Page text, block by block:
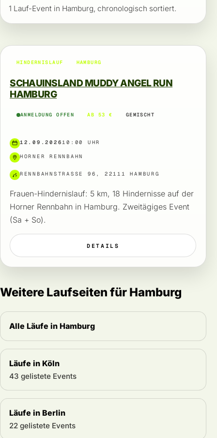
1 Lauf-Event in Hamburg, chronologisch sortiert.
HINDERNISLAUF HAMBURG
SCHAUINSLAND MUDDY ANGEL RUN
HAMBURG
ANMELDUNG OFFEN AB 53 € GEMISCHT
12.09.2026 10:00 UHR
HORNER RENNBAHN
RENNBAHNSTRASSE 96, 22111 HAMBURG
Frauen-Hindernislauf: 5 km, 18 Hindernisse auf der
Horner Rennbahn in Hamburg. Zweitägiges Event
(Sa + So).
DETAILS
Weitere Laufseiten für Hamburg
Alle Läufe in Hamburg
Läufe in Köln
43 gelistete Events
Läufe in Berlin
22 gelistete Events